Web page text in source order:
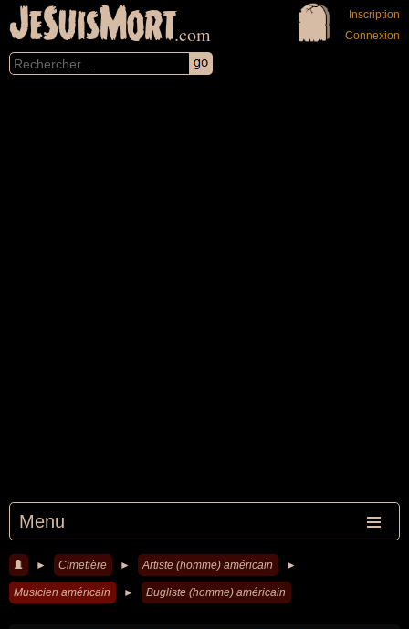
JeSuisMort.com
Menu
Inscription
Connexion
► Cimetière ► Artiste (homme) américain ►
Musicien américain ► Bugliste (homme) américain